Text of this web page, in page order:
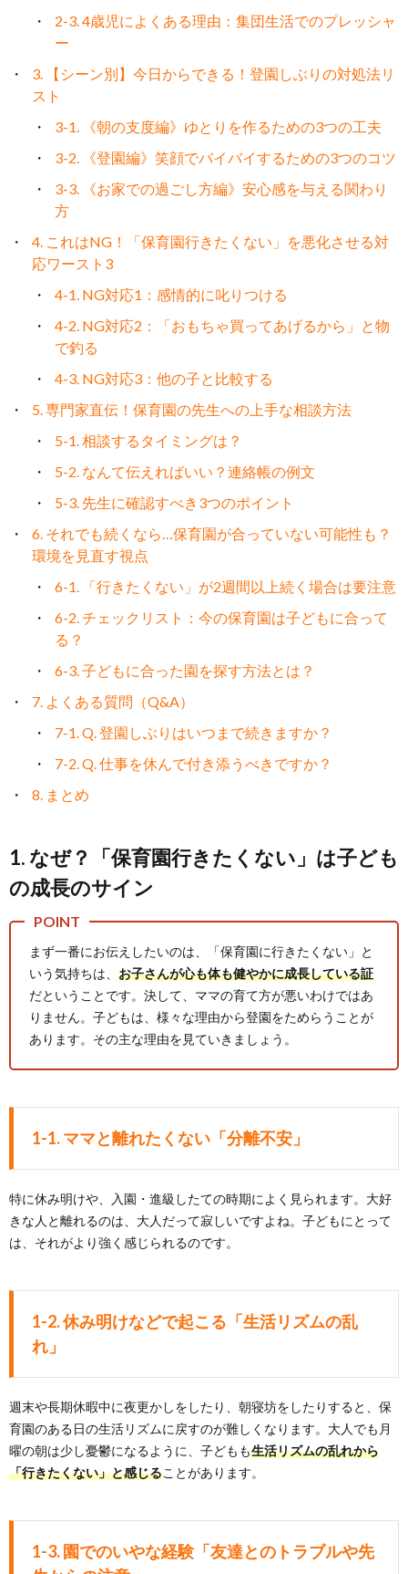
2-3. 4歳児によくある理由：集団生活でのプレッシャ
ー
3. 【シーン別】今日からできる！登園しぶりの対処法リ
スト
3-1. 《朝の支度編》ゆとりを作るための3つの工夫
3-2. 《登園編》笑顔でバイバイするための3つのコツ
3-3. 《お家での過ごし方編》安心感を与える関わり
方
4. これはNG！「保育園行きたくない」を悪化させる対
応ワースト3
4-1. NG対応1：感情的に叱りつける
4-2. NG対応2：「おもちゃ買ってあげるから」と物
で釣る
4-3. NG対応3：他の子と比較する
5. 専門家直伝！保育園の先生への上手な相談方法
5-1. 相談するタイミングは？
5-2. なんて伝えればいい？連絡帳の例文
5-3. 先生に確認すべき3つのポイント
6. それでも続くなら…保育園が合っていない可能性も？
環境を見直す視点
6-1. 「行きたくない」が2週間以上続く場合は要注意
6-2. チェックリスト：今の保育園は子どもに合って
る？
6-3. 子どもに合った園を探す方法とは？
7. よくある質問（Q&A）
7-1. Q. 登園しぶりはいつまで続きますか？
7-2. Q. 仕事を休んで付き添うべきですか？
8. まとめ
1. なぜ？「保育園行きたくない」は子ども
の成長のサイン
まず一番にお伝えしたいのは、「保育園に行きたくない」と
いう気持ちは、 お子さんが心も体も健やかに成長している証
だということです。決して、ママの育て方が悪いわけではあ
りません。子どもは、様々な理由から登園をためらうことが
あります。その主な理由を見ていきましょう。
1-1. ママと離れたくない「分離不安」
特に休み明けや、入園・進級したての時期によく見られます。大好
きな人と離れるのは、大人だって寂しいですよね。子どもにとって
は、それがより強く感じられるのです。
1-2. 休み明けなどで起こる「生活リズムの乱
れ」
週末や長期休暇中に夜更かしをしたり、朝寝坊をしたりすると、保
育園のある日の生活リズムに戻すのが難しくなります。大人でも月
曜の朝は少し憂鬱になるように、子どもも生活リズムの乱れから
「行きたくない」と感じることがあります。
1-3. 園でのいやな経験「友達とのトラブルや先